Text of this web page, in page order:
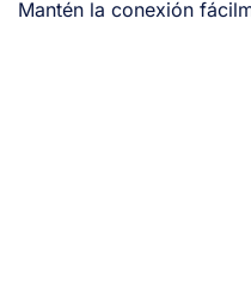
Mantén la conexión